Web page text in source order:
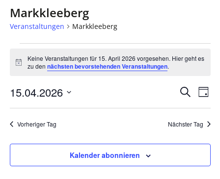
Markkleeberg
Veranstaltungen Markkleeberg
Hinweis
Keine Veranstaltungen für 15. April 2026 vorgesehen. Hier geht es
zu den nächsten bevorstehenden Veranstaltungen.
und
SucheTag
15.04.2026
wählen.
Vorheriger Tag Nächster Tag
Kalender abonnieren